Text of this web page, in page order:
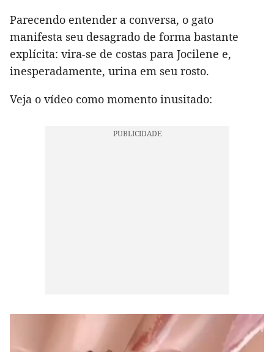
Parecendo entender a conversa, o gato
manifesta seu desagrado de forma bastante
explícita: vira-se de costas para Jocilene e,
inesperadamente, urina em seu rosto.
Veja o vídeo como momento inusitado: